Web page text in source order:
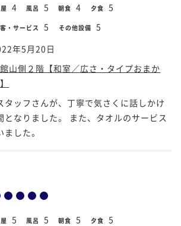
4 風呂 5 朝食 4 夕食 5
・サービス 5 その他設備 5
年5月20日
山側２階【和室／広さ・タイプおまか
タッフさんが、丁寧で気さくに話しかけ
となりました。 また、タオルのサービス
した。
5 風呂 5 朝食 5 夕食 5